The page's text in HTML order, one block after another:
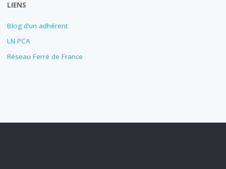
LIENS
Blog d’un adhérent
LN PCA
Réseau Ferré de France